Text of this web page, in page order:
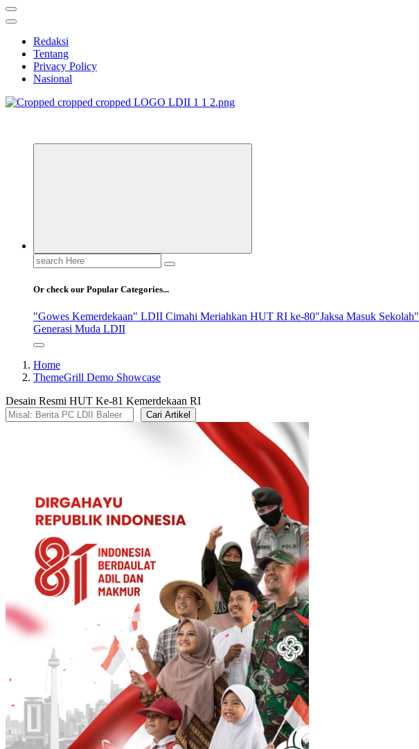
Redaksi
Tentang
Privacy Policy
Nasional
Search
for:
Or check our Popular Categories...
"Gowes Kemerdekaan" LDII Cimahi Meriahkan HUT RI ke-80"Jaksa Masuk Sekolah"
Generasi Muda LDII
Home
ThemeGrill Demo Showcase
Desain Resmi HUT Ke-81 Kemerdekaan RI
Cari Artikel